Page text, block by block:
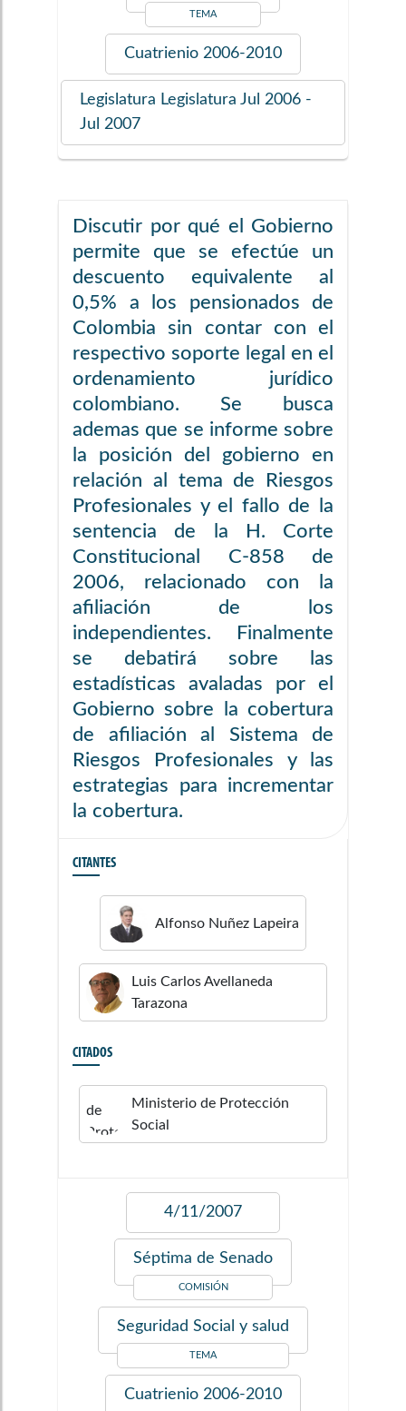
TEMA
Cuatrienio 2006-2010
Legislatura Legislatura Jul 2006 -
Jul 2007
Discutir por qué el Gobierno
permite que se efectúe un
descuento equivalente al
0,5% a los pensionados de
Colombia sin contar con el
respectivo soporte legal en el
ordenamiento jurídico
colombiano. Se busca
ademas que se informe sobre
la posición del gobierno en
relación al tema de Riesgos
Profesionales y el fallo de la
sentencia de la H. Corte
Constitucional C-858 de
2006, relacionado con la
afiliación de los
independientes. Finalmente
se debatirá sobre las
estadísticas avaladas por el
Gobierno sobre la cobertura
de afiliación al Sistema de
Riesgos Profesionales y las
estrategias para incrementar
la cobertura.
CITANTES
Alfonso Nuñez Lapeira
Luis CarlosAvellaneda
Tarazona
CITADOS
Ministerio de Protección
Social
4/11/2007
Séptima de Senado
COMISIÓN
Seguridad Social y salud
TEMA
Cuatrienio 2006-2010